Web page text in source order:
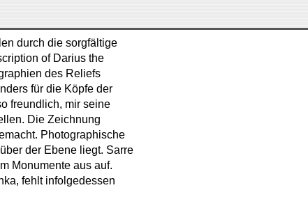
durch die sorgfältige
of Darius the
des Reliefs
für die Köpfe der
freundlich, mir seine
Die Zeichnung
Photographische
der Ebene liegt. Sarre
Monumente aus auf.
fehlt infolgedessen